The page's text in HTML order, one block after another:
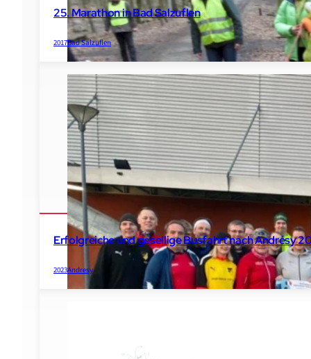
25. Marathon in Bad Salzuflen
2017Bad Salzuflen
Erfolgreiche und gesellige Busfahrt nach Andrésy
2023Andresy